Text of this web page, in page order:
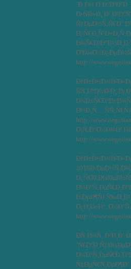
´Ð¸Ð¼
Ð•ÑÐ»Ð¸ Ð²
Ñ†ÐµÐ½Ñ‚Ñ€Ð°
http://
ÑÑ‚Ð°Ð½ÐºÐ¸
Ð½Ð¸Ñ…
http://
Ð¡Ñ‚Ð°Ð½Ð¾Ðº
http://
Ð ÐµÐ¶ÑƒÑ‰Ð¸Ð¹
Ð¿Ð¸Ð»Ð°,
http://
Ð­Ñ‚Ð¾Ñ‚ Ð²Ð¸Ð´
Ñ‡ÐµÑ€Ñ‚ÐµÐ¶Ð°